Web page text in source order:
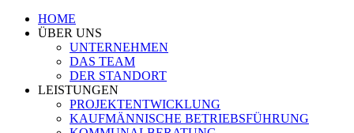
HOME
ÜBER UNS
UNTERNEHMEN
DAS TEAM
DER STANDORT
LEISTUNGEN
PROJEKTENTWICKLUNG
KAUFMÄNNISCHE BETRIEBSFÜHRUNG